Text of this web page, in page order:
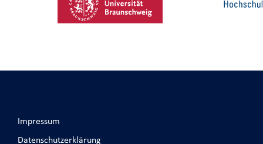
Impressum
Datenschutzerklärung